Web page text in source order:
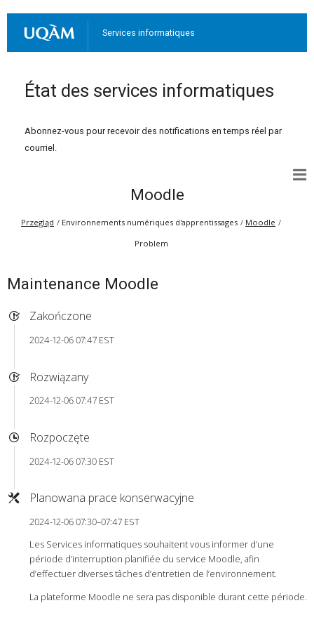
Services informatiques
État des services informatiques
Abonnez-vous pour recevoir des notifications en temps réel par
courriel.
Moodle
Przegląd Environnements numériques d'apprentissages
Moodle
Problem
Maintenance Moodle
Zakończone
2024-12-06 07:47 EST
Rozwiązany
2024-12-06 07:47 EST
Rozpoczęte
2024-12-06 07:30 EST
Planowana prace konserwacyjne
2024-12-06 07:30–07:47 EST
Les Services informatiques souhaitent vous informer d’une
période d’interruption planifiée du service Moodle, afin
d’effectuer diverses tâches d’entretien de l’environnement.
La plateforme Moodle ne sera pas disponible durant cette période.